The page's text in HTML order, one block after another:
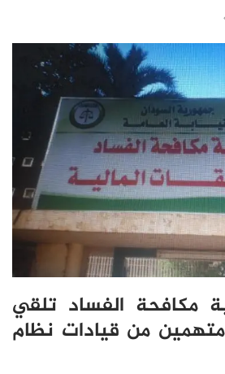
مكافحة الفساد تلقي
القبض على 5 متهمين من قيادات نظام